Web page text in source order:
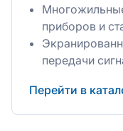
приборов и
передачи
Перейти в